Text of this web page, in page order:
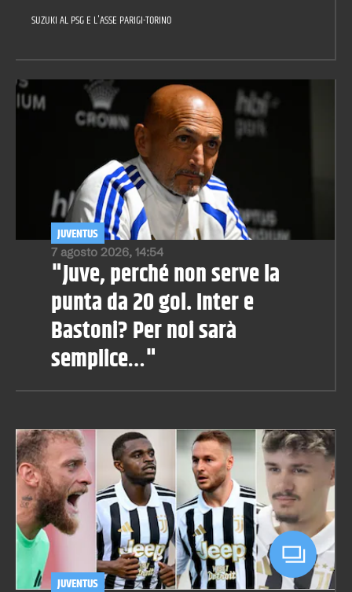
SUZUKI AL PSG E L'ASSE PARIGI-TORINO
7 agosto 2026, 14:54
JUVENTUS
"Juve, perché non serve la
punta da 20 gol. Inter e
Bastoni? Per noi sarà
semplice…"
JUVENTUS